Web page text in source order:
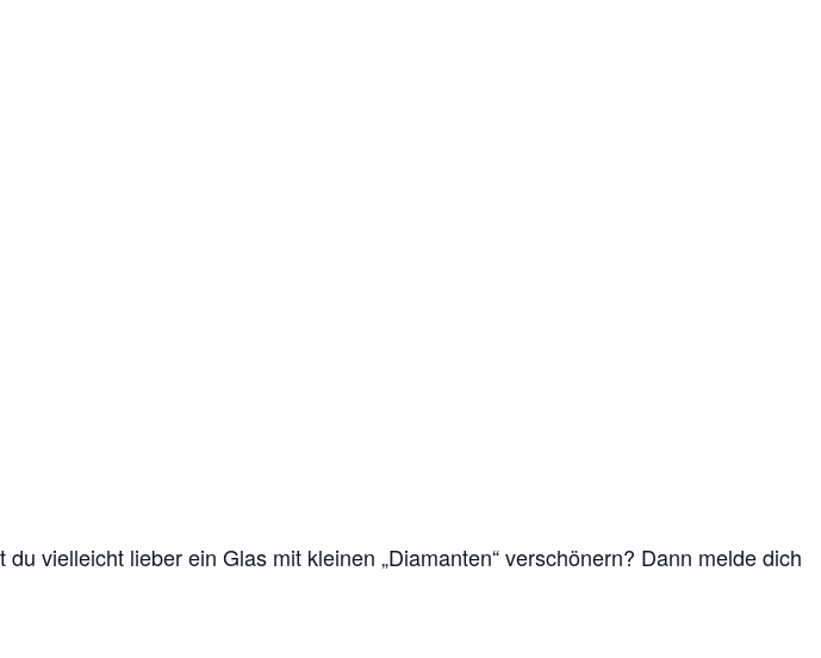
vielleicht lieber ein Glas mit kleinen „Diamanten“ verschönern? Dann melde dich